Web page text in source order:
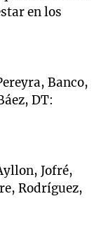
en los
Banco,
DT:
Jofré,
Rodríguez,